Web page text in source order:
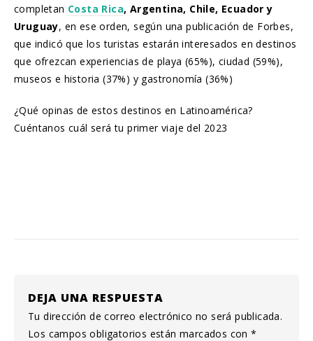
completan Costa Rica, Argentina, Chile, Ecuador y
Uruguay, en ese orden, según una publicación de Forbes,
que indicó que los turistas estarán interesados en destinos
que ofrezcan experiencias de playa (65%), ciudad (59%),
museos e historia (37%) y gastronomía (36%)
¿Qué opinas de estos destinos en Latinoamérica?
Cuéntanos cuál será tu primer viaje del 2023
DEJA UNA RESPUESTA
Tu dirección de correo electrónico no será publicada.
Los campos obligatorios están marcados con*